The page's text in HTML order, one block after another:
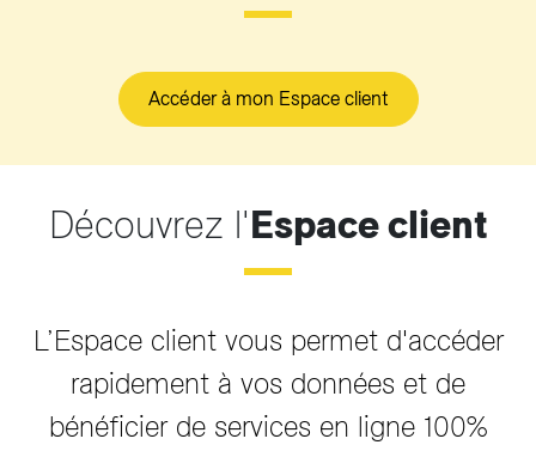
Accéder à mon Espace client
Découvrez l'Espace client
L’Espace client vous permet d'accéder
rapidement à vos données et de
bénéficier de services en ligne 100%